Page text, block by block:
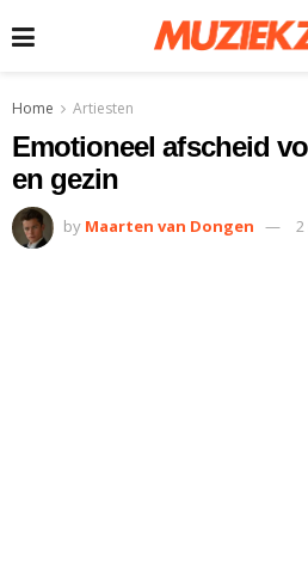
Home Artiesten
Emotioneel afscheid
en gezin
by Maarten van Dongen